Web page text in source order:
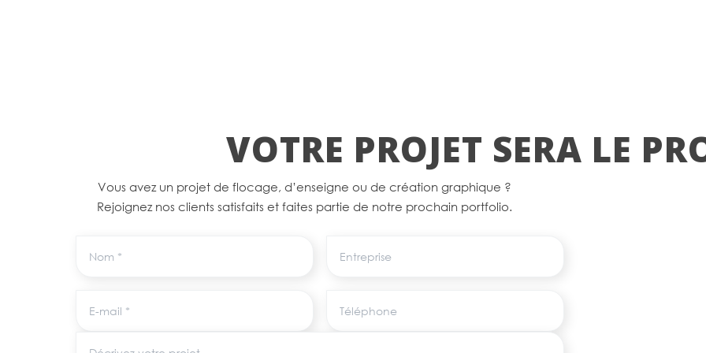
VOTRE PROJET SERA LE
Vous avez un projet de flocage, d’enseigne ou de création graphique ?
Rejoignez nos clients satisfaits et faites partie de notre prochain portfolio.